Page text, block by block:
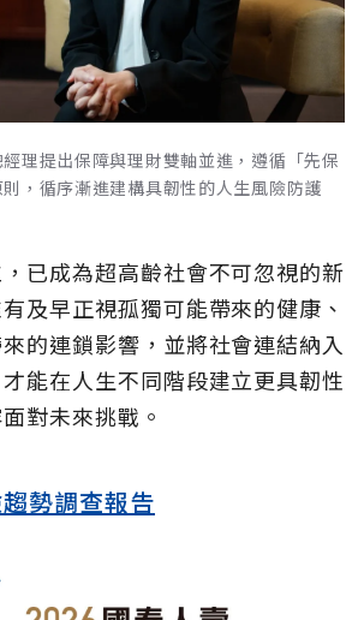
理提出保障與理財雙軸並進，遵循「先保
，循序漸進建構具韌性的人生風險防護
已成為超高齡社會不可忽視的新
及早正視孤獨可能帶來的健康、
的連鎖影響，並將社會連結納入
能在人生不同階段建立更具韌性
對未來挑戰。
勢調查報告